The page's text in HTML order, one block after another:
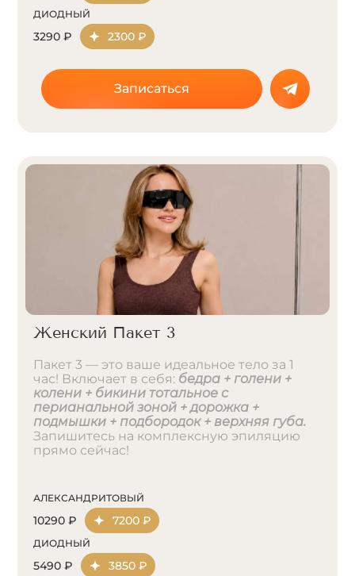
ДИОДНЫЙ
3290 ₽ 2300 ₽
Записаться
Женский Пакет 3
Пакет 3 — это ваше идеальное тело за 1
час! Включает в себя: бедра + голени +
колени + бикини тотальное с
перианальной зоной + дорожка +
подмышки + подбородок + верхняя губа.
Запишитесь на комплексную эпиляцию
прямо сейчас!
АЛЕКСАНДРИТОВЫЙ
10290 ₽ 7200 ₽
ДИОДНЫЙ
5490 ₽ 3850 ₽